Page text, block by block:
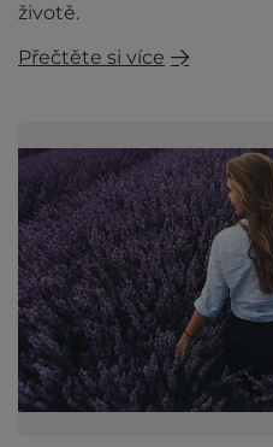
životě.
Přečtěte si více